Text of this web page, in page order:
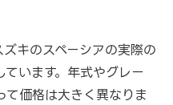
キのスペーシアの実際の
います。年式やグレー
て価格は大きく異なりま